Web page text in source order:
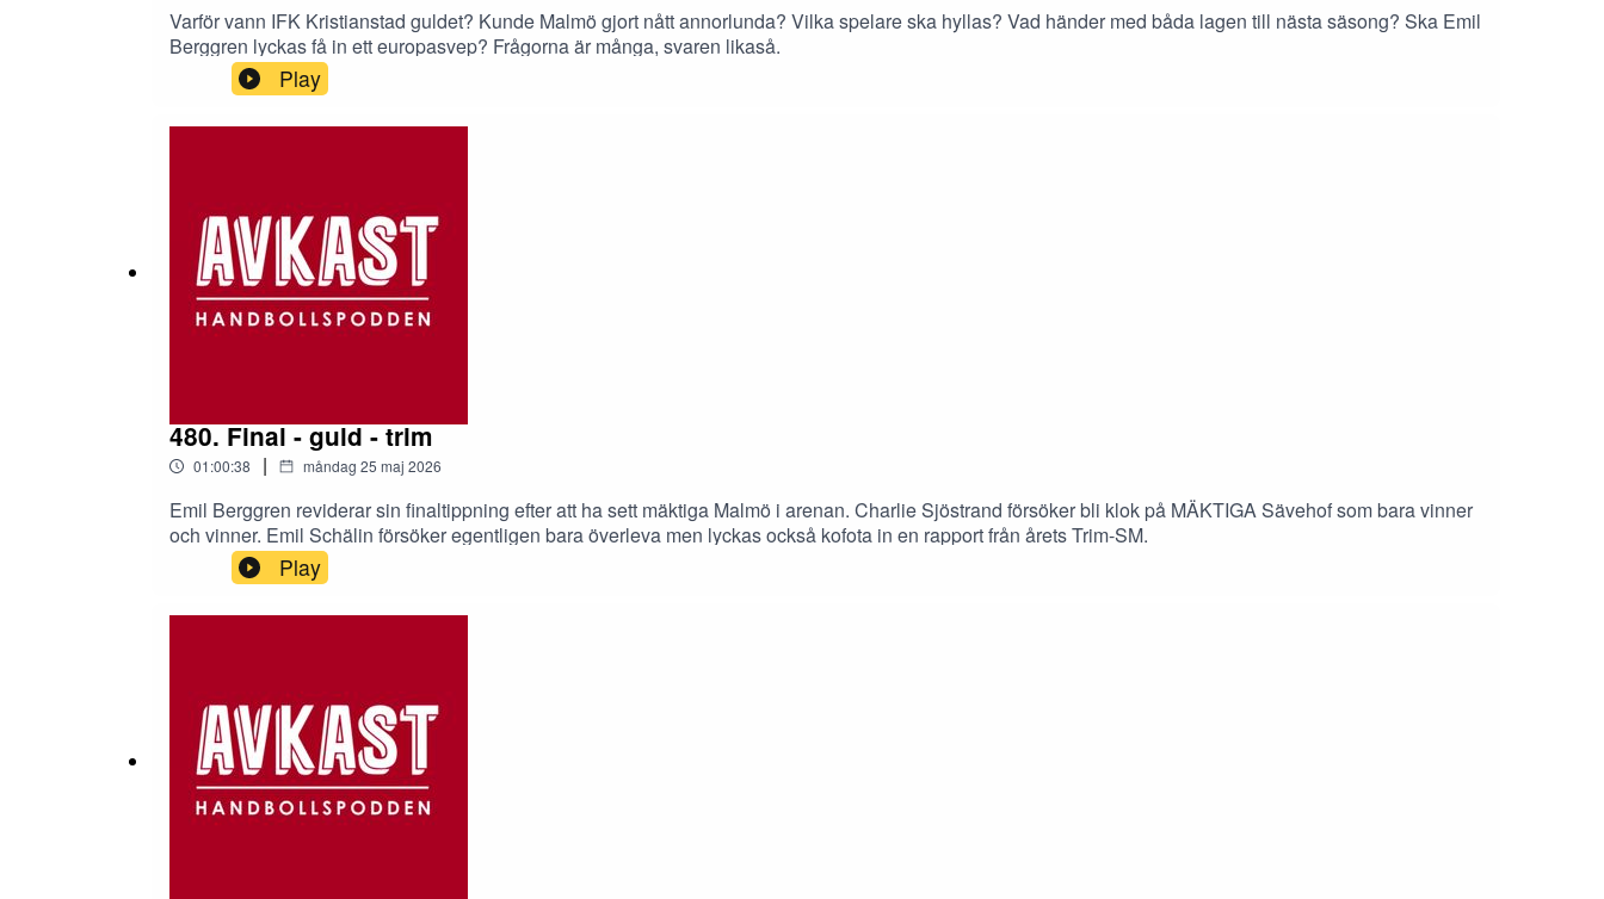
Varför vann IFK Kristianstad guldet? Kunde Malmö gjort nått annorlunda? Vilka spelare ska hyllas? Vad händer med båda lagen till nästa säsong? Ska Emil
Berggren lyckas få in ett europasvep? Frågorna är många, svaren likaså.
Play
480. Final - guld - trim
01:00:38 | måndag 25 maj 2026
Emil Berggren reviderar sin finaltippning efter att ha sett mäktiga Malmö i arenan. Charlie Sjöstrand försöker bli klok på MÄKTIGA Sävehof som bara vinner
och vinner. Emil Schälin försöker egentligen bara överleva men lyckas också kofota in en rapport från årets Trim-SM.
Play